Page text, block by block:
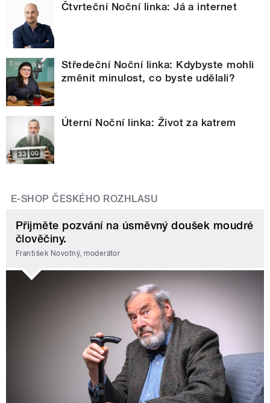
Čtvrteční Noční linka: Já a internet
Středeční Noční linka: Kdybyste mohli
změnit minulost, co byste udělali?
Úterní Noční linka: Život za katrem
E-SHOP ČESKÉHO ROZHLASU
Přijměte pozvání na úsměvný doušek moudré
člověčiny.
František Novotný, moderátor